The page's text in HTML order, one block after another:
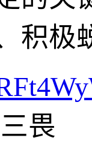
积极
畏